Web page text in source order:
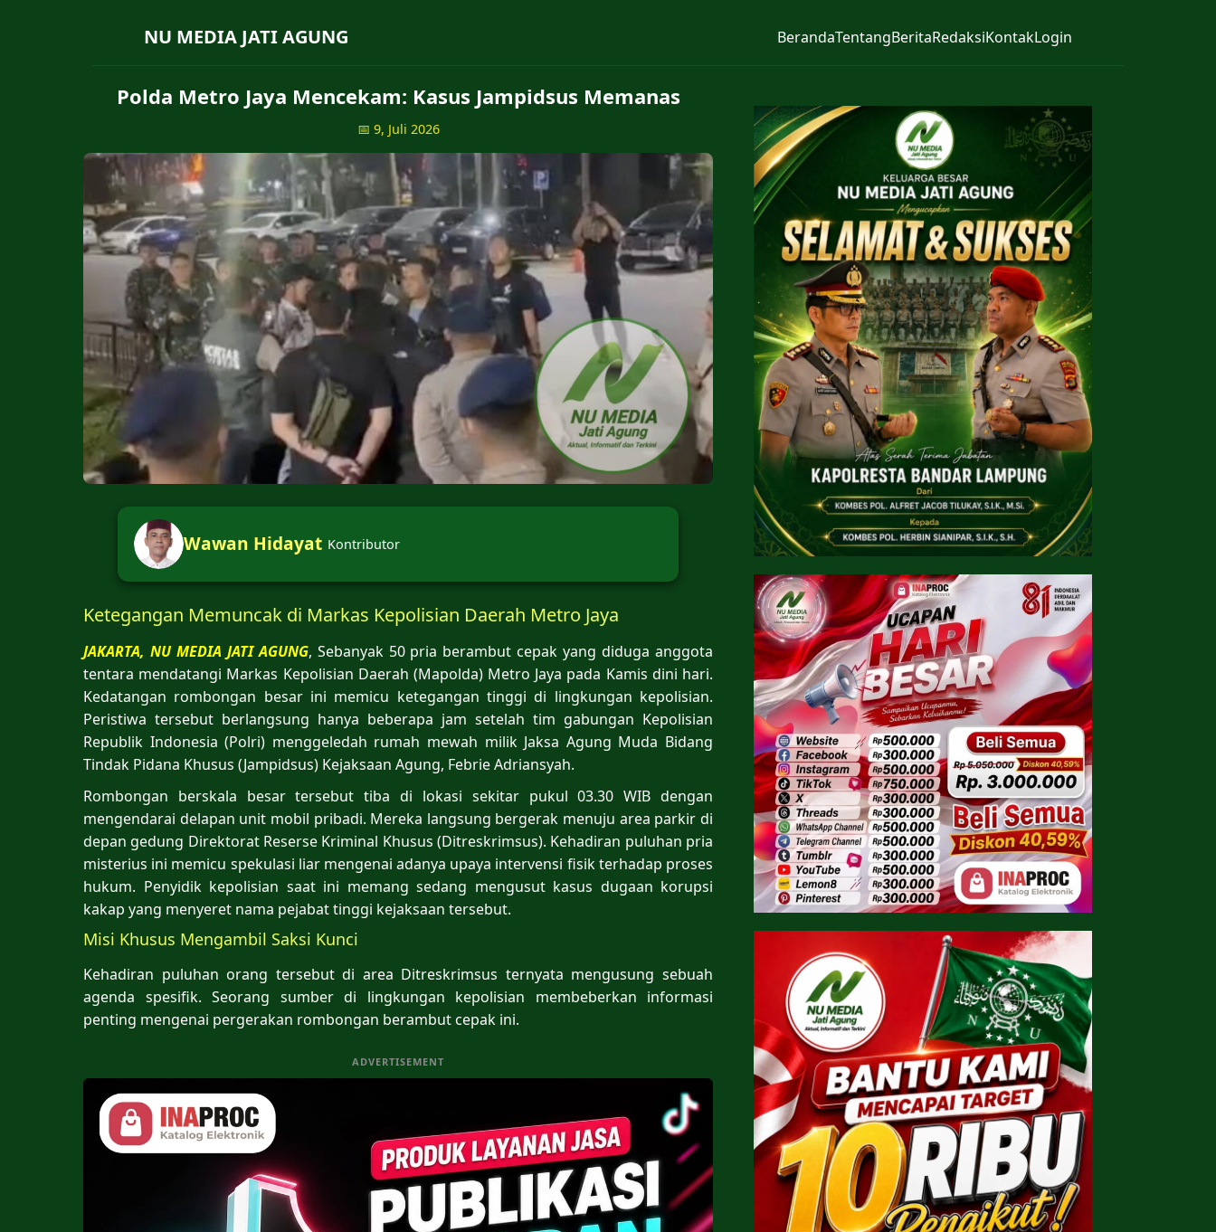
NU MEDIA JATI AGUNG BerandaTentangBeritaRedaksiKontakLogin
​Polda Metro Jaya Mencekam: Kasus Jampidsus Memanas
📅 9, Juli 2026
Wawan Hidayat Kontributor
Ketegangan Memuncak di Markas Kepolisian Daerah Metro Jaya
JAKARTA, NU MEDIA JATI AGUNG, Sebanyak 50 pria berambut cepak yang diduga anggota
tentara mendatangi Markas Kepolisian Daerah (Mapolda) Metro Jaya pada Kamis dini hari.
Kedatangan rombongan besar ini memicu ketegangan tinggi di lingkungan kepolisian.
Peristiwa tersebut berlangsung hanya beberapa jam setelah tim gabungan Kepolisian
Republik Indonesia (Polri) menggeledah rumah mewah milik Jaksa Agung Muda Bidang
Tindak Pidana Khusus (Jampidsus) Kejaksaan Agung, Febrie Adriansyah.
​Rombongan berskala besar tersebut tiba di lokasi sekitar pukul 03.30 WIB dengan
mengendarai delapan unit mobil pribadi. Mereka langsung bergerak menuju area parkir di
depan gedung Direktorat Reserse Kriminal Khusus (Ditreskrimsus). Kehadiran puluhan pria
misterius ini memicu spekulasi liar mengenai adanya upaya intervensi fisik terhadap proses
hukum. Penyidik kepolisian saat ini memang sedang mengusut kasus dugaan korupsi
kakap yang menyeret nama pejabat tinggi kejaksaan tersebut.
​Misi Khusus Mengambil Saksi Kunci
​Kehadiran puluhan orang tersebut di area Ditreskrimsus ternyata mengusung sebuah
agenda spesifik. Seorang sumber di lingkungan kepolisian membeberkan informasi
penting mengenai pergerakan rombongan berambut cepak ini.
ADVERTISEMENT